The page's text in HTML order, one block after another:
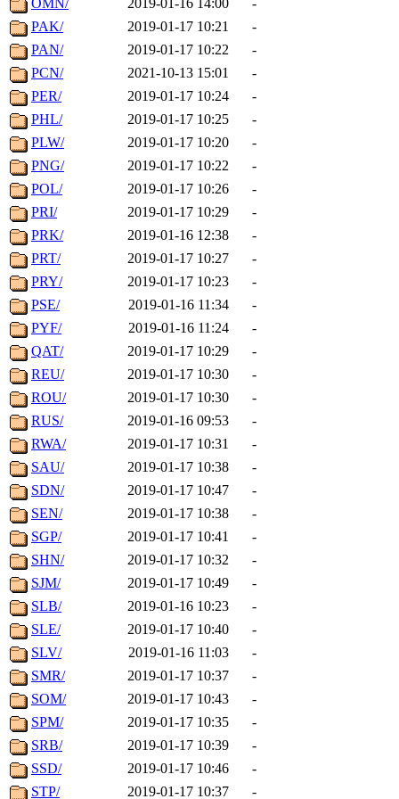
PAK/
2019-01-17 10:21
-
PAN/
2019-01-17 10:22
-
PCN/
2021-10-13 15:01
-
PER/
2019-01-17 10:24
-
PHL/
2019-01-17 10:25
-
PLW/
2019-01-17 10:20
-
PNG/
2019-01-17 10:22
-
POL/
2019-01-17 10:26
-
PRI/
2019-01-17 10:29
-
PRK/
2019-01-16 12:38
-
PRT/
2019-01-17 10:27
-
PRY/
2019-01-17 10:23
-
PSE/
2019-01-16 11:34
-
PYF/
2019-01-16 11:24
-
QAT/
2019-01-17 10:29
-
REU/
2019-01-17 10:30
-
ROU/
2019-01-17 10:30
-
RUS/
2019-01-16 09:53
-
RWA/
2019-01-17 10:31
-
SAU/
2019-01-17 10:38
-
SDN/
2019-01-17 10:47
-
SEN/
2019-01-17 10:38
-
SGP/
2019-01-17 10:41
-
SHN/
2019-01-17 10:32
-
SJM/
2019-01-17 10:49
-
SLB/
2019-01-16 10:23
-
SLE/
2019-01-17 10:40
-
SLV/
2019-01-16 11:03
-
SMR/
2019-01-17 10:37
-
SOM/
2019-01-17 10:43
-
SPM/
2019-01-17 10:35
-
SRB/
2019-01-17 10:39
-
SSD/
2019-01-17 10:46
-
STP/
2019-01-17 10:37 -